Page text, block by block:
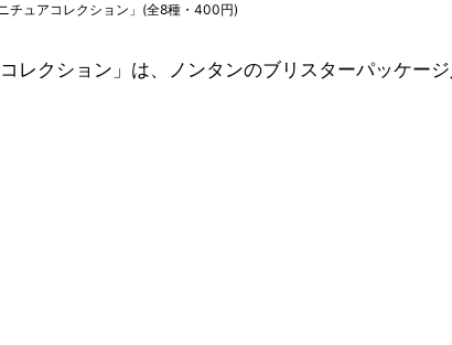
チュアコレクション」(全8種・400円)
レクション」は、ノンタンのブリスターパッケージ